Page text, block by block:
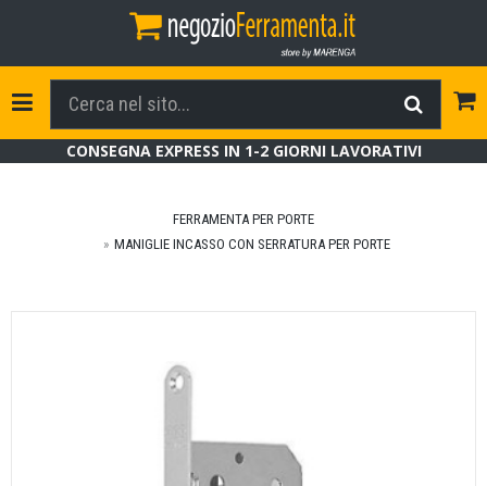
Toggle Navigation
CONSEGNA EXPRESS IN 1-2 GIORNI LAVORATIVI
FERRAMENTA PER PORTE
MANIGLIE INCASSO CON SERRATURA PER PORTE